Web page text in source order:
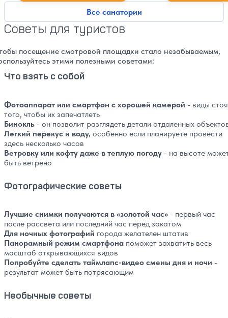
Все санатории
Советы для туристов
посещение смотровой площадки стало незабываемым,
этими полезными советами:
Что взять с собой
Фотоаппарат или смартфон с хорошей камерой - виды
того, чтобы их запечатлеть
Бинокль - он позволит разглядеть детали отдаленных
Легкий перекус и воду, особенно если планируете провести
здесь несколько часов
Ветровку или кофту даже в теплую погоду - на высоте
быть ветрено
Фотографические советы
Лучшие снимки получаются в «золотой час» - первый час
после рассвета или последний час перед закатом
Для ночных фотографий города желателен штатив
Панорамный режим смартфона поможет захватить весь
масштаб открывающихся видов
Попробуйте сделать таймлапс-видео смены дня и ночи -
результат может быть потрясающим
Необычные советы